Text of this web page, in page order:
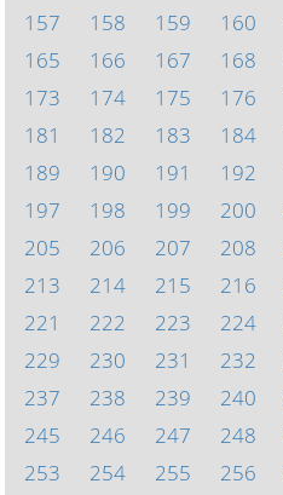
157
158 159 160
165
166 167 168
173
174 175 176
181
182 183 184
189
190 191 192
197
198 199 200
205
206 207 208
213
214 215 216
221
222 223 224
229
230 231 232
237
238 239 240
245
246 247 248
253
254 255 256